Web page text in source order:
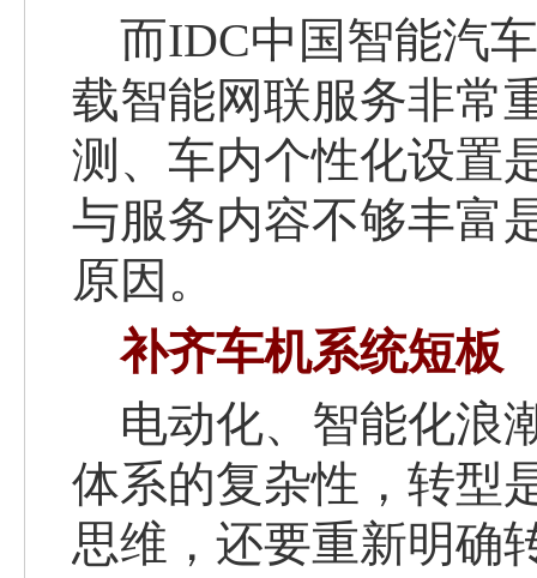
而IDC中国智能汽
载智能网联服务非常
测、车内个性化设置
与服务内容不够丰富
原因 。
补齐车机系统短板
电动化、智能化浪
体系的复杂性，转型
思维，还要重新明确